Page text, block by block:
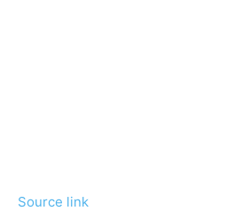
Source link